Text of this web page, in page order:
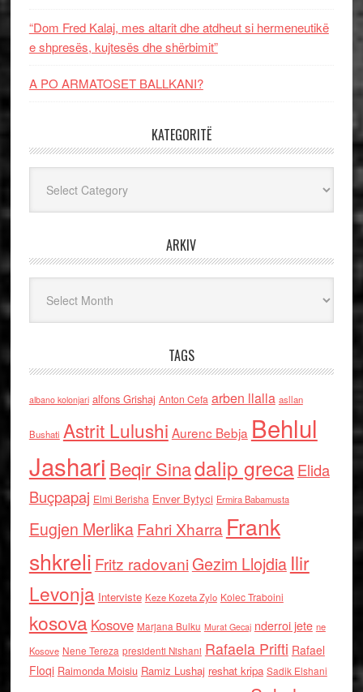
“Dom Fred Kalaj, mes altarit dhe atdheut si hermeneutikë
e shpresës, kujtesës dhe shërbimit”
A PO ARMATOSET BALLKANI?
KATEGORITË
ARKIV
TAGS
albano kolonjari alfons Grishaj Anton Cefa arben llalla asllan
Bushati Astrit Lulushi Aurenc Bebja Behlul
Jashari Beqir Sinadalip grecaElida
Buçpapaj Elmi Berisha Enver Bytyci Ermira Babamusta
Eugjen MerlikaFahri Xharra Frank
shkreli Fritz radovaniGezim Llojdia Ilir
Levonja Interviste Keze Kozeta Zylo Kolec Traboini
kosova Kosove Marjana Bulku Murat Gecaj nderroi jete ne
Kosove Nene Tereza presidenti Nishani Rafaela Prifti Rafael
Floqi Raimonda Moisiu Ramiz Lushaj reshat kripa Sadik Elshani